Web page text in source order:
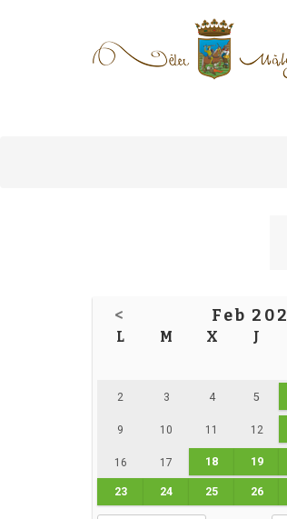
< Feb
L M X J
2 3 4 5
9 10 11 12
16 17 18 19
23 24 25 26